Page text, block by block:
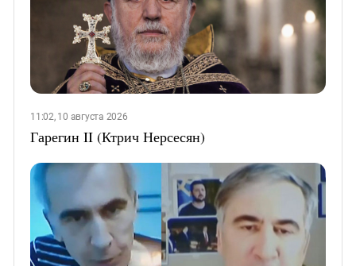
11:02, 10 августа 2026
Гарегин II (Ктрич Нерсесян)